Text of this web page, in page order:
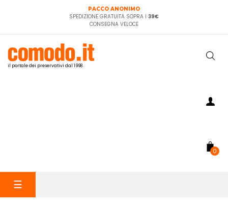
PACCO ANONIMO
SPEDIZIONE GRATUITA SOPRA I 39€
CONSEGNA VELOCE
il portale dei preservativi dal 1998
0
navigazione
☰